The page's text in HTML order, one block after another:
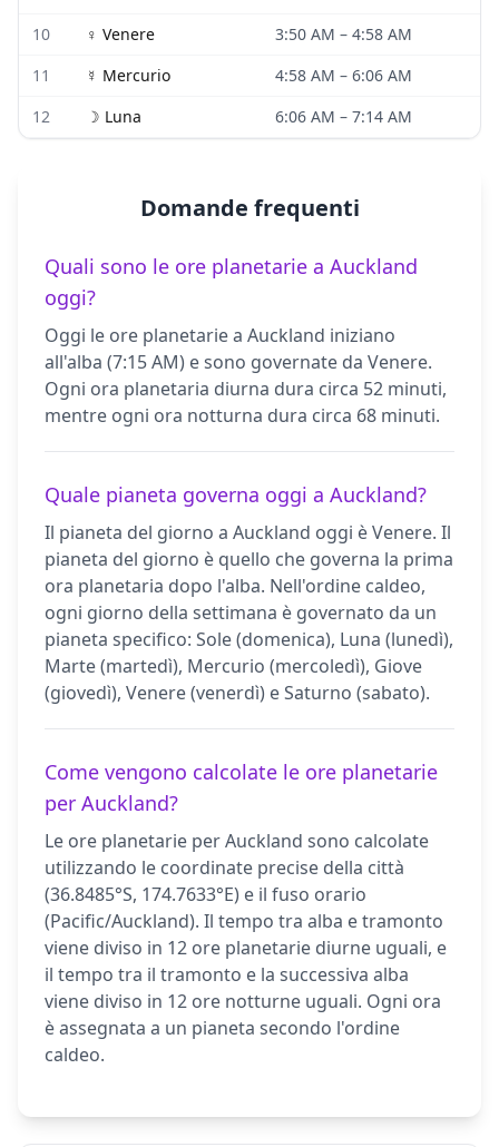
10
♀ Venere 3:50 AM – 4:58 AM
11
☿ Mercurio 4:58 AM – 6:06 AM
12
☽ Luna 6:06 AM – 7:14 AM
Domande frequenti
Quali sono le ore planetarie a Auckland
oggi?
Oggi le ore planetarie a Auckland iniziano
all'alba (7:15 AM) e sono governate da Venere.
Ogni ora planetaria diurna dura circa 52 minuti,
mentre ogni ora notturna dura circa 68 minuti.
Quale pianeta governa oggi a Auckland?
Il pianeta del giorno a Auckland oggi è Venere. Il
pianeta del giorno è quello che governa la prima
ora planetaria dopo l'alba. Nell'ordine caldeo,
ogni giorno della settimana è governato da un
pianeta specifico: Sole (domenica), Luna (lunedì),
Marte (martedì), Mercurio (mercoledì), Giove
(giovedì), Venere (venerdì) e Saturno (sabato).
Come vengono calcolate le ore planetarie
per Auckland?
Le ore planetarie per Auckland sono calcolate
utilizzando le coordinate precise della città
(36.8485°S, 174.7633°E) e il fuso orario
(Pacific/Auckland). Il tempo tra alba e tramonto
viene diviso in 12 ore planetarie diurne uguali, e
il tempo tra il tramonto e la successiva alba
viene diviso in 12 ore notturne uguali. Ogni ora
è assegnata a un pianeta secondo l'ordine
caldeo.